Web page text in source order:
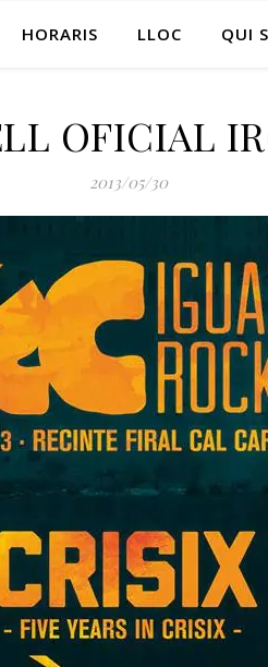
HORARIS LLOC QUI
OFICIAL
2013/05/30